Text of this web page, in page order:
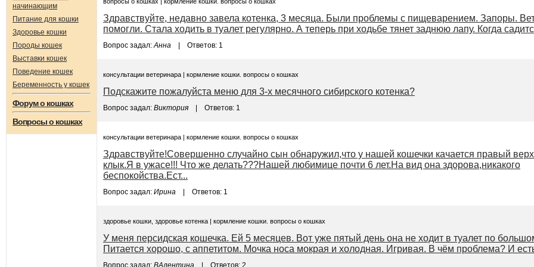
начинающим
Питание для кошки
Здоровье кошки
Породы кошек
Выставки кошек
Поведение кошек
Беременность у кошек
Форум о кошках
Вопросы о кошках
Здравствуйте, недавно завела котенка, 3 месяца. Были проблемы с пищеварением. Запоры.
помогли. Стала ходить в туалет регулярно. А теперь при ходьбе тянет заднюю лапу. Когда
Вопрос задал:Анна | Ответов: 1
консультации ветеринара | кормление кошки. вопросы о кошках
Подскажите пожалуйста меню для 3-х месячного сибирского котенка?
Вопрос задал: Виктория | Ответов: 1
консультации ветеринара | кормление кошки. вопросы о кошках
Здравствуйте!Совершенно случайно сын обнаружил,что у нашей кошечки качается правый
клык.Я в ужасе!!! Что же делать???Нашей любимице почти 6 лет.На вид она здорова,никакого
беспокойства.Ест...
Вопрос задал: Ирина | Ответов: 1
здоровье кошки, здоровье котенка | кормление кошки. вопросы о кошках
У меня персидская кошечка. Ей 5 месяцев. Вот уже пятый день она не ходит в туалет по
Питается хорошо, с аппетитом. Мочка носа мокрая и холодная. Игривая. В чём проблема? И
Вопрос задал: ВАлентина | Ответов: 2